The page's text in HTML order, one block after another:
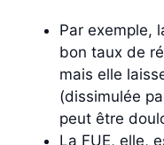
Par exemple,
bon taux de
mais elle
(dissimulée
peut être
La FUE, elle,